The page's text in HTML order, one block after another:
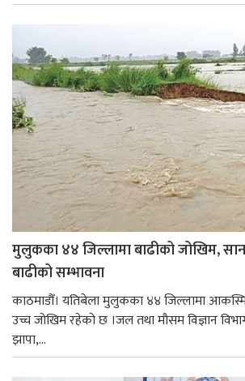
मुलुकका ४४ जिल्लामा बाढीको जोखिम,
बाढीको सम्भावना
काठमाडौँ। यतिबेला मुलुकका ४४ जिल्लामा
उच्च जोखिम रहेको छ ।जल तथा मौसम विज्ञान
झापा,...